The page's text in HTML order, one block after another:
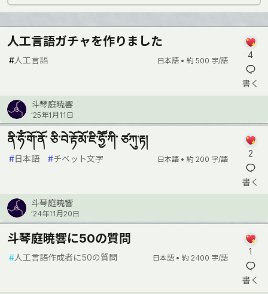
人工言語ガチャを作りました
#人工言語 日本語 • 約 500 字/語
4
書く
斗琴庭暁響
’25年1月11日
ནི་ཧོཾ་གོ་ནོ་ ཅི་བེ་རྟོ་མོ་ཇི་ཧྱཽ་ཀི་ ཙཀུ་རྟ།
#日本語 #チベット文字 日本語 • 約 200 字/語
2
書く
斗琴庭暁響
’24年11月20日
斗琴庭暁響に50の質問
#人工言語作成者に50の質問 日本語 • 約 2400 字/語
1
書く